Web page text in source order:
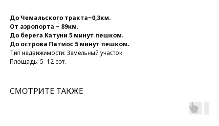
До Чемальского тракта~0,3км.
От аэропорта ~ 89км.
До берега Катуни 5 минут пешком.
До острова Патмос 5 минут пешком.
Тип недвижимости: Земельный участок
Площадь: 5–12 сот.
СМОТРИТЕ ТАКЖЕ